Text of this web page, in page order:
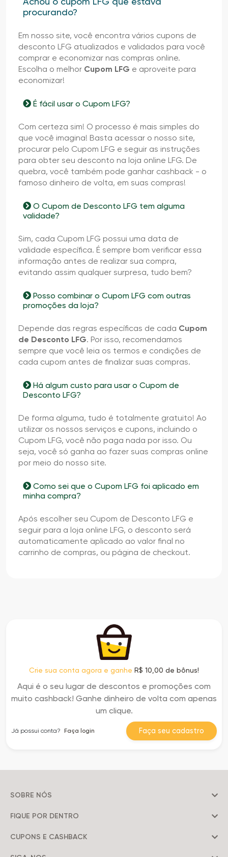
procurando?
Em nosso site, você encontra vários cupons de
desconto LFG atualizados e validados para você
comprar e economizar nas compras online.
Escolha o melhor Cupom LFG e aproveite para
economizar!
É fácil usar o Cupom LFG?
Com certeza sim! O processo é mais simples do
que você imagina! Basta acessar o nosso site,
procurar pelo Cupom LFG e seguir as instruções
para obter seu desconto na loja online LFG. De
quebra, você também pode ganhar cashback - o
famoso dinheiro de volta, em suas compras!
O Cupom de Desconto LFG tem alguma
validade?
Sim, cada Cupom LFG possui uma data de
validade específica. É sempre bom verificar essa
informação antes de realizar sua compra,
evitando assim qualquer surpresa, tudo bem?
Posso combinar o Cupom LFG com outras
promoções da loja?
Depende das regras específicas de cada Cupom
de Desconto LFG. Por isso, recomendamos
sempre que você leia os termos e condições de
cada cupom antes de finalizar suas compras.
Há algum custo para usar o Cupom de
Desconto LFG?
De forma alguma, tudo é totalmente gratuito! Ao
utilizar os nossos serviços e cupons, incluindo o
Cupom LFG, você não paga nada por isso. Ou
seja, você só ganha ao fazer suas compras online
por meio do nosso site.
Como sei que o Cupom LFG foi aplicado em
minha compra?
Após escolher seu Cupom de Desconto LFG e
seguir para a loja online LFG, o desconto será
automaticamente aplicado ao valor final no
carrinho de compras, ou página de checkout.
Crie sua conta agora e ganhe R$ 10,00 de bônus!
Aqui é o seu lugar de descontos e promoções com
muito cashback! Ganhe dinheiro de volta com apenas
um clique.
Faça seu cadastro
Já possui conta? Faça login
SOBRE NÓS
FIQUE POR DENTRO
CUPONS E CASHBACK